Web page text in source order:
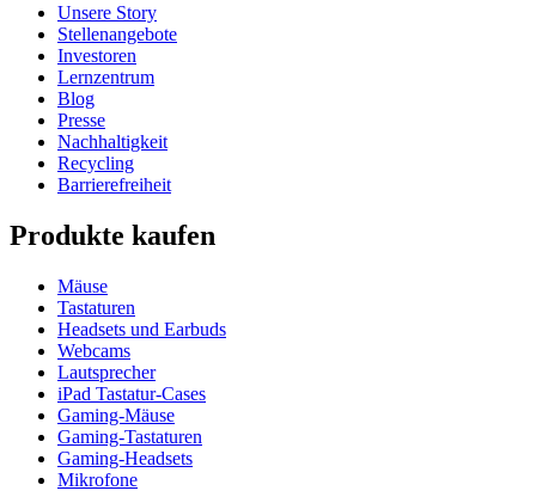
Unsere Story
Stellenangebote
Investoren
Lernzentrum
Blog
Presse
Nachhaltigkeit
Recycling
Barrierefreiheit
Produkte kaufen
Mäuse
Tastaturen
Headsets und Earbuds
Webcams
Lautsprecher
iPad Tastatur-Cases
Gaming-Mäuse
Gaming-Tastaturen
Gaming-Headsets
Mikrofone